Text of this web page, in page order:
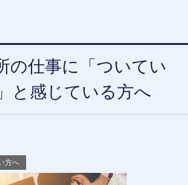
の仕事に「ついてい
と感じている方へ
方へ